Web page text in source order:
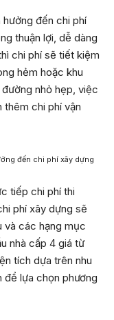
đến chi phí
thuận lợi, dễ dàng
chi phí sẽ tiết kiệm
hẻm hoặc khu
nhỏ hẹp, việc
thêm chi phí vận
đến chi phí xây dựng
tiếp chi phí thi
phí xây dựng sẽ
và các hạng mục
nhà cấp 4 giá từ
tích dựa trên nhu
để lựa chọn phương